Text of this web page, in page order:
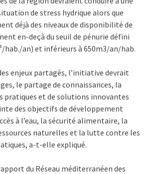
de stress hydrique alors que
déjà des niveaux de disponibilité de
en-deçà du seuil de pénurie défini
hab./an) et inférieurs à 650m3/an/hab.
enjeux partagés, l’initiative devrait
le partage de connaissances, la
pratiques et de solutions innovantes
des objectifs de développement
à l’eau, la sécurité alimentaire, la
naturelles et la lutte contre les
a-t-elle expliqué.
du Réseau méditerranéen des